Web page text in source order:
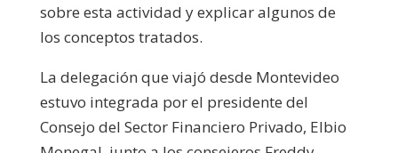
sobre esta actividad y explicar algunos de
los conceptos tratados.
La delegación que viajó desde Montevideo
estuvo integrada por el presidente del
Consejo del Sector Financiero Privado, Elbio